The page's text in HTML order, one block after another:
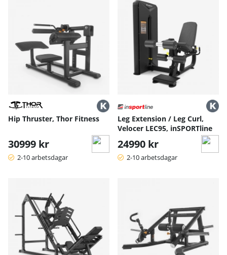
Hip Thruster, Thor Fitness
30999 kr
2-10 arbetsdagar
Leg Extension / Leg Curl,
Velocer LEC95, inSPORTline
24990 kr
2-10 arbetsdagar